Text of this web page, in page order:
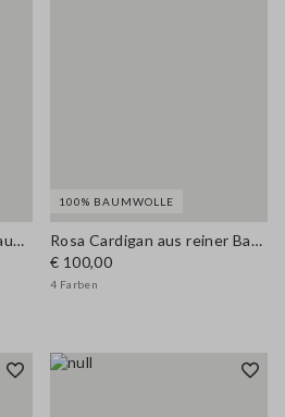
Lila Cardigan aus reiner Baumwolle im Regular Fit mit Knöpfen
100% BAUMWOLLE
Rosa Cardigan aus reiner Baumwolle im Regular Fit mit Knöpfen
€ 100,00
4 Farben